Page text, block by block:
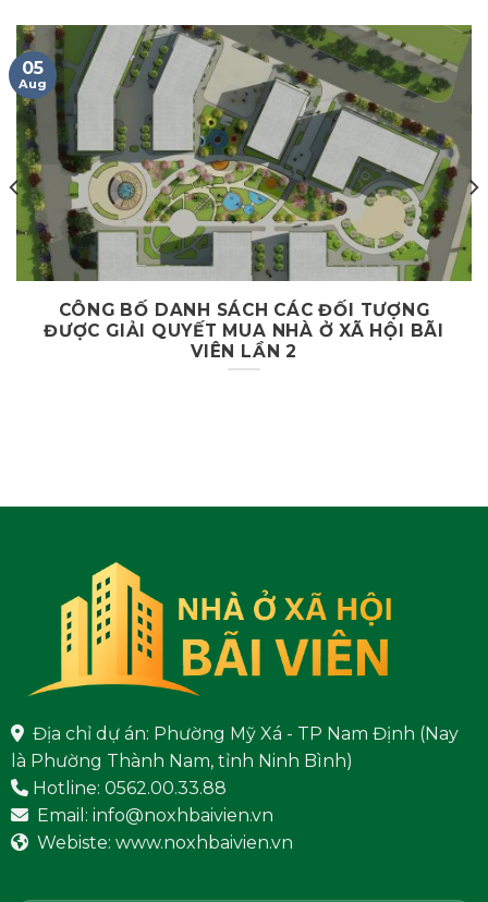
CÔNG BỐ DANH SÁCH CÁC ĐỐI TƯỢNG
ĐƯỢC GIẢI QUYẾT MUA NHÀ Ở XÃ HỘI BÃI
VIÊN LẦN 2
05
Aug
Địa chỉ dự án: Phường Mỹ Xá - TP Nam Định (Nay
là Phường Thành Nam, tỉnh Ninh Bình)
Hotline: 0562.00.33.88
Email: info@noxhbaivien.vn
Webiste: www.noxhbaivien.vn